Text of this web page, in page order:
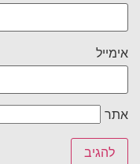
אימייל
אתר